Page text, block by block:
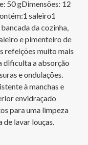
50 gDimensões: 12
saleiro1
da cozinha,
e pimenteiro de
refeições muito mais
dificulta a absorção
e ondulações.
à manchas e
envidraçado
para uma limpeza
de lavar louças.